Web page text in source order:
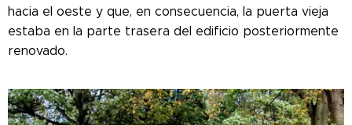
hacia el oeste y que, en consecuencia, la puerta vieja
estaba en la parte trasera del edificio posteriormente
renovado.